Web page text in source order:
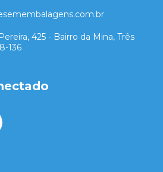
425 - Bairro da Mina, Três
136